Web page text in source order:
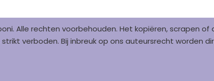
Alle rechten voorbehouden. Het kopiëren, scrapen
verboden. Bij inbreuk op ons auteursrecht worden